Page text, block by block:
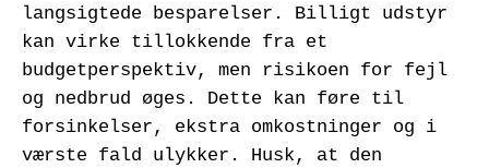
langsigtede besparelser. Billigt udstyr
kan virke tillokkende fra et
budgetperspektiv, men risikoen for fejl
og nedbrud øges. Dette kan føre til
forsinkelser, ekstra omkostninger og i
værste fald ulykker. Husk, at den